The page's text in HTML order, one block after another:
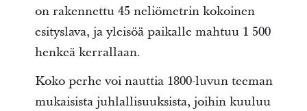
on rakennettu 45 neliömetrin kokoinen
esityslava, ja yleisöä paikalle mahtuu 1 500
henkeä kerrallaan.
Koko perhe voi nauttia 1800-luvun teeman
mukaisista juhlallisuuksista, joihin kuuluu